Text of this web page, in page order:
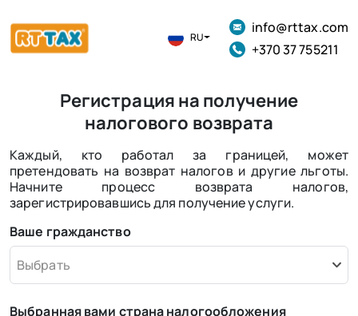
RU
info@rttax.com
+370 37 755211
Регистрация на получение
налогового возврата
Каждый, кто работал за границей, может
претендовать на возврат налогов и другие льготы.
Начните процесс возврата налогов,
зарегистрировавшись для получение услуги.
Ваше гражданство
Выбрать
Выбранная вами страна налогообложения